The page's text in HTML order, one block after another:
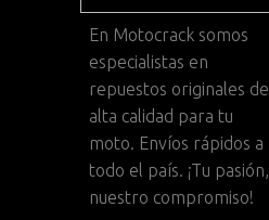
En Motocrack somos
especialistas en
repuestos originales de
alta calidad para tu
moto. Envíos rápidos a
todo el país. ¡Tu pasión,
nuestro compromiso!